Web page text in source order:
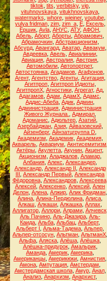
tiktok tits verbitsky, vip,
vituhnovskaya, vitukhnovskaya,
watermarks whore, wieiner, youtube,
yulya fridman, zim, zim_a, Ё, Ёксель,
Ёршик Аvla АНУС АТУ, АФОН
Абель Аборт, Аборты Абрамович
Абрамочкин, Абстракционизм
Абсурд, Авангард, Аватар, Аввакум
Авдеевка, Авель, Авиалинии,
Авиация Австралия Австрия
Автомобили Автопортрет,
Автостоянка Агадамов Агафонов
Агент, Агентство, Агенты, Агитация,
Агитпроп, Агитпроп Идиоты,
АгитпропХ, Агностики, Агрегат, Ад,
Адагамов Адам АдамХ Адамс
Аддис-Абеба Адик Админ
Администрация Администрация
Живого Журнала.
Адмирал
Адоманис Адюльтер Азатий
Азербайджан, Азия, Айвазовский,
Айзенберг, Айнзатцгруппа D
Академизм Академик, Академия,
Акварель Аквариум Акнтисемитизм
Актёры Акулетта Акунин Акцент,
Акционизм Аладжалов, Аламар,
Албания Алекс Александер
Александр, Александр II Александр
III Александр Первый Александра
Фёдоровна, Александров, Алексеева,
Алексей Алексенко Алексий Ален
Делон Алена Алжир Алик Фридман
Алина Алина-Пердюлина Алиса
Алкаш Алкаши Алкашка Аллах
Аллигатор, Аллори, Алрами, Алчевск,
Аль Пачино, Аль-Джазира, Аль-
Каида Альба Альбац Альберт,
Альберт I Альма-Тадема Альпер
Альпер-отсосун Альтман АльтманХ
Альфа Аляска Алёша Алёшка
Алёшка-придурок, Амальрик,
Аманда Америк Америка
Американцы Америкюки Амнистия
Амона Ампутация Амстердам
Амстердамская школа, Амур, Анал,
Анализ Анархизм Анархист,